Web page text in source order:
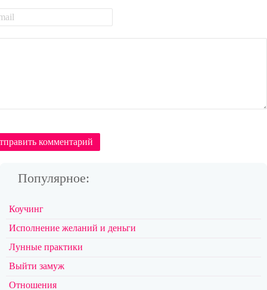
комментарий
Популярное:
Коучинг
Исполнение желаний и деньги
Лунные практики
Выйти замуж
Отношения